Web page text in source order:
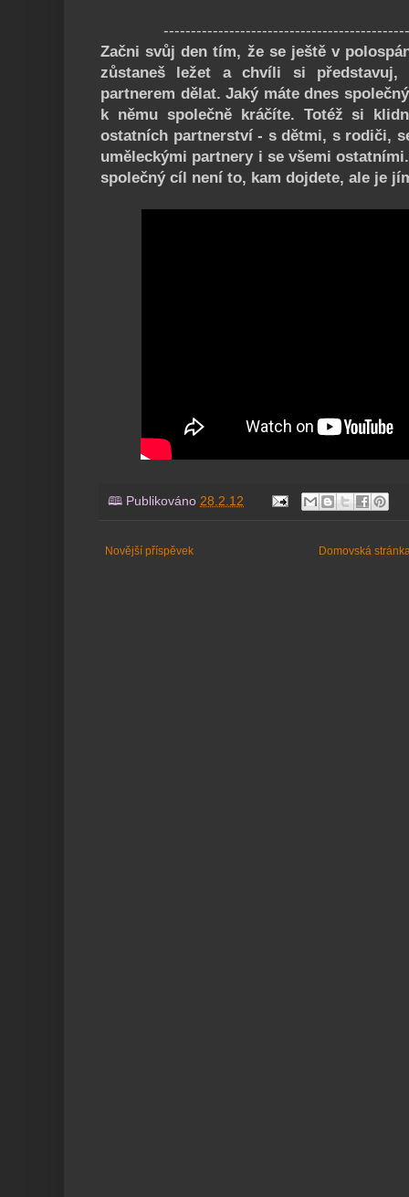
Začni svůj den tím, že se ještě v
zůstaneš ležet a chvíli si představuj,
partnerem dělat. Jaký máte dnes
k němu společně kráčíte. Totéž si
ostatních partnerství - s dětmi, s rodiči,
uměleckými partnery i se všemi
společný cíl není to, kam dojdete, ale je
🕮 Publikováno 28.2.12
Novější příspěvek Domovská